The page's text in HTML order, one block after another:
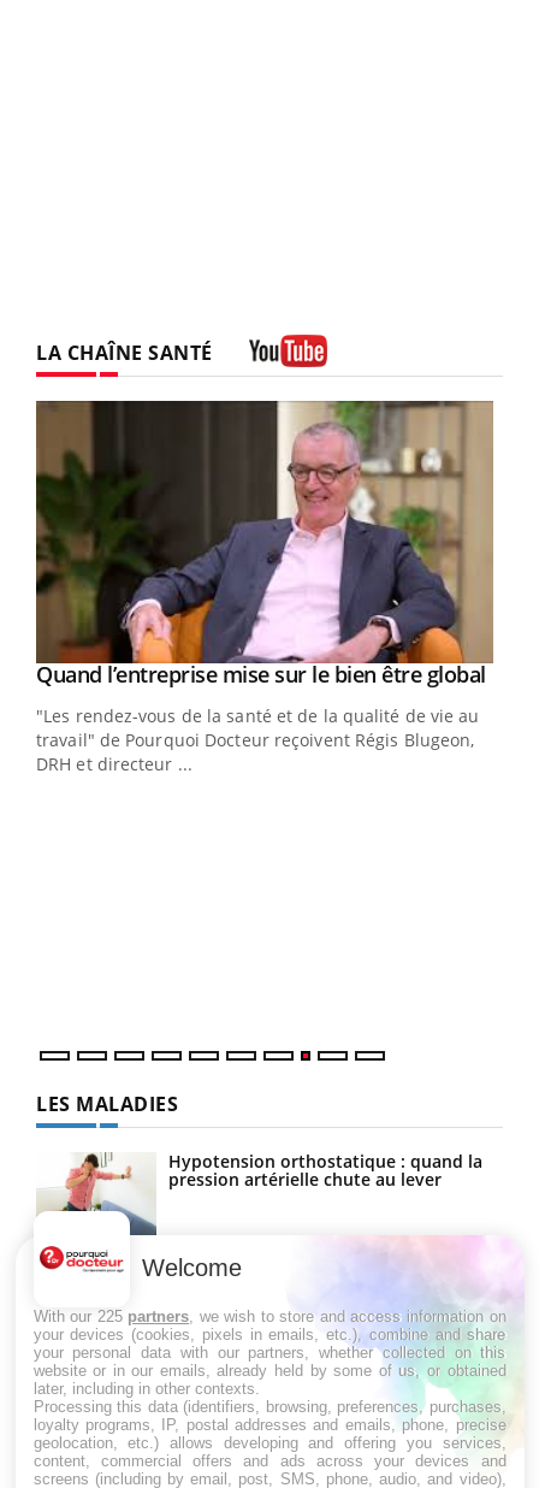
LA CHAÎNE SANTÉ
Youtube
Quand l’entreprise mise sur le bien être global
"Les rendez-vous de la santé et de la qualité de vie au
travail" de Pourquoi Docteur reçoivent Régis Blugeon,
DRH et directeur ...
LES MALADIES
Hypotension orthostatique : quand la
pression artérielle chute au lever
Drépanocytose : une déformation des
globules rouges aux conséquences
Maladie de Charcot (Sclérose latérale
amyotrophique)
Welcome
With our 225 partners , we wish to store and access information on
your devices (cookies, pixels in emails, etc.), combine and share
your personal data with our partners, whether collected on this
website or in our emails, already held by some of us, or obtained
later, including in other contexts.
Processing this data (identifiers, browsing, preferences, purchases,
loyalty programs, IP, postal addresses and emails, phone, precise
geolocation, etc.) allows developing and offering you services,
content, commercial offers and ads across your devices and
screens (including by email, post, SMS, phone, audio, and video),